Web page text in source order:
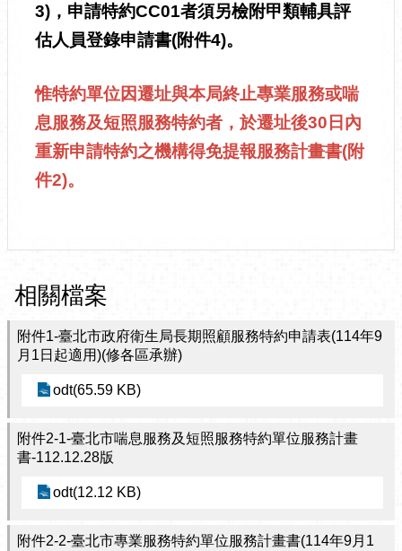
3)，申請特約CC01者須另檢附甲類輔具評
估人員登錄申請書(附件4)。
惟特約單位因遷址與本局終止專業服務或喘
息服務及短照服務特約者，於遷址後30日內
重新申請特約之機構得免提報服務計畫書(附
件2)。
相關檔案
附件1-臺北市政府衛生局長期照顧服務特約申請表(114年9
月1日起適用)(修各區承辦)
odt(65.59 KB)
附件2-1-臺北市喘息服務及短照服務特約單位服務計畫
書-112.12.28版
odt(12.12 KB)
附件2-2-臺北市專業服務特約單位服務計畫書(114年9月1